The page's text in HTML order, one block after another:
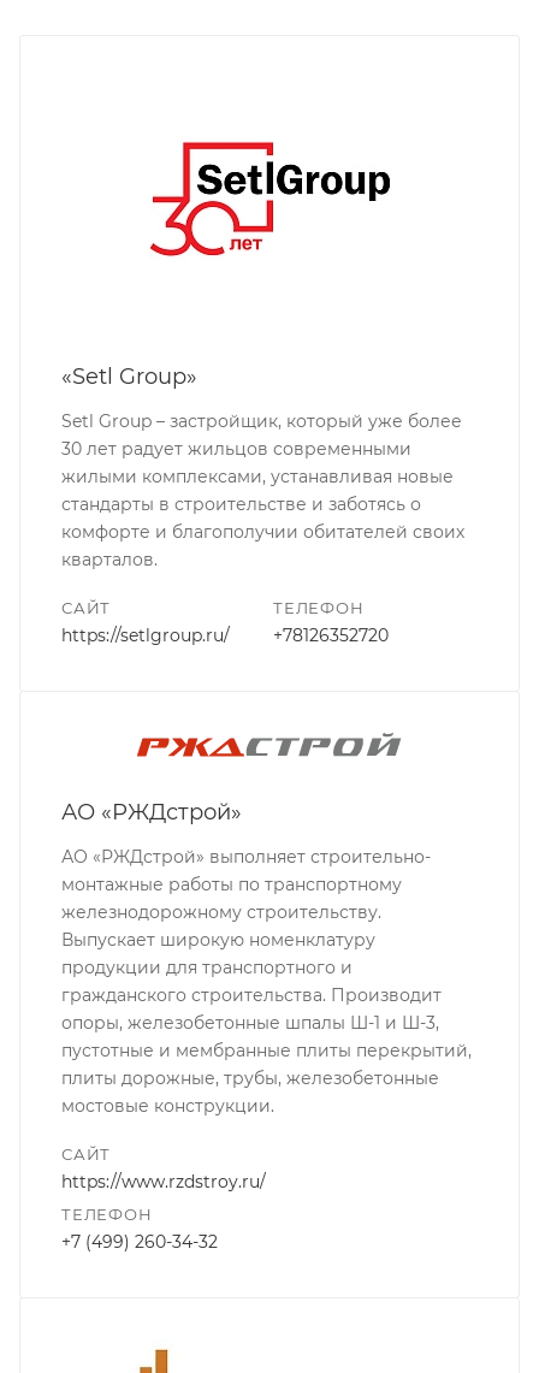
«Setl Group»
Setl Group – застройщик, который уже более
30 лет радует жильцов современными
жилыми комплексами, устанавливая новые
стандарты в строительстве и заботясь о
комфорте и благополучии обитателей своих
кварталов.
САЙТ
https://setlgroup.ru/
ТЕЛЕФОН
+78126352720
АО «РЖДстрой»
АО «РЖДстрой» выполняет строительно-
монтажные работы по транспортному
железнодорожному строительству.
Выпускает широкую номенклатуру
продукции для транспортного и
гражданского строительства. Производит
опоры, железобетонные шпалы Ш-1 и Ш-3,
пустотные и мембранные плиты перекрытий,
плиты дорожные, трубы, железобетонные
мостовые конструкции.
САЙТ
https://www.rzdstroy.ru/
ТЕЛЕФОН
+7 (499) 260-34-32